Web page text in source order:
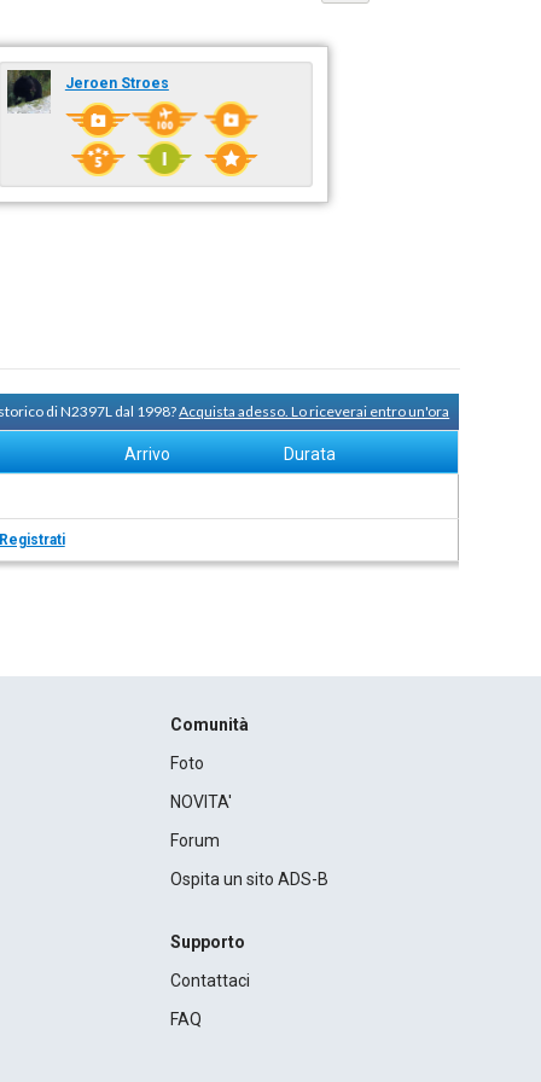
Jeroen Stroes
di N2397L dal 1998?Acquista adesso. Lo riceverai entro un'ora
Arrivo Durata
Comunità
Foto
NOVITA'
Forum
Ospita un sito ADS-B
Supporto
Contattaci
FAQ